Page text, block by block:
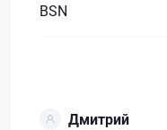
BSN
Дмитрий